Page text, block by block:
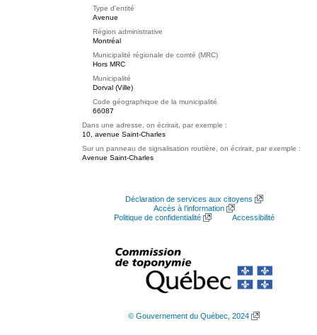
Type d'entité
Avenue
Région administrative
Montréal
Municipalité régionale de comté (MRC)
Hors MRC
Municipalité
Dorval (Ville)
Code géographique de la municipalité
66087
Dans une adresse, on écrirait, par exemple :
10, avenue Saint-Charles
Sur un panneau de signalisation routière, on écrirait, par exemple :
Avenue Saint-Charles
Déclaration de services aux citoyens
Accès à l’information
Politique de confidentialité
Accessibilité
© Gouvernement du Québec, 2024